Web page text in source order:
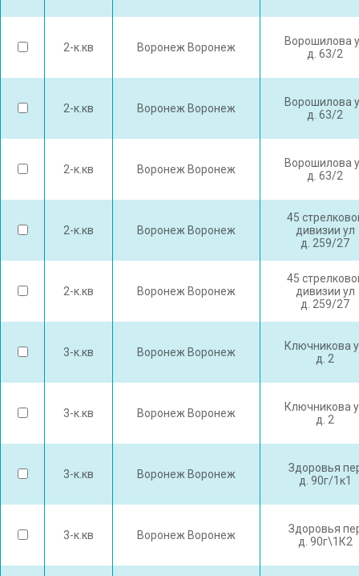
2-к.кв Воронеж Воронеж
Ворошилова
д. 63/2
2-к.кв Воронеж Воронеж
Ворошилова
д. 63/2
2-к.кв Воронеж Воронеж
Ворошилова
д. 63/2
2-к.кв Воронеж Воронеж
45
дивизии ул
д. 259/27
2-к.кв Воронеж Воронеж
45
дивизии ул
д. 259/27
3-к.кв Воронеж Воронеж
Ключникова
д. 2
3-к.кв Воронеж Воронеж
Ключникова
д. 2
3-к.кв Воронеж Воронеж
Здоровья
д. 90г/1к1
3-к.кв Воронеж Воронеж
Здоровья
д. 90г\1К2